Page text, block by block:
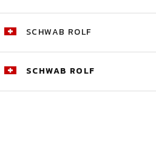
SCHWAB ROLF
SCHWAB ROLF